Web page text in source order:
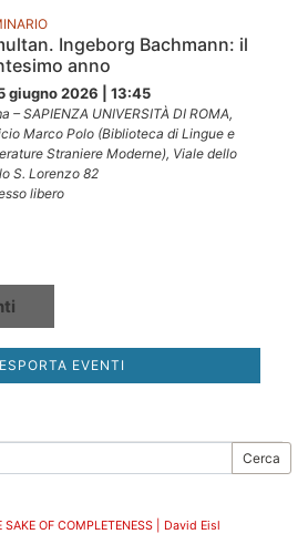
Ingeborg Bachmann: il
anno
giugno 2026 | 13:45
– SAPIENZA UNIVERSITÀ DI ROMA,
Marco Polo (Biblioteca di Lingue e
Straniere Moderne), Viale dello
S. Lorenzo 82
libero
EVENTI
Cerca
SAKE OF COMPLETENESS | David Eisl